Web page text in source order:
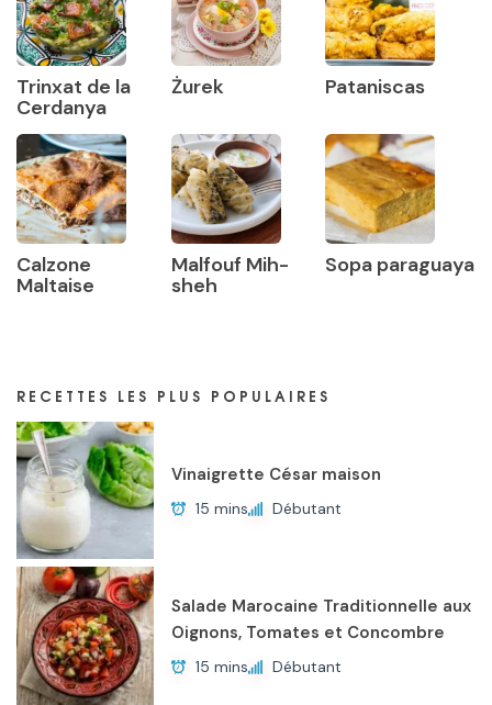
Trinxat de la
Cerdanya
Żurek Pataniscas
Calzone
Maltaise
Malfouf Mih-
sheh
Sopa paraguaya
RECETTES LES PLUS POPULAIRES
Vinaigrette César maison
15 mins Débutant
Salade Marocaine Traditionnelle aux
Oignons, Tomates et Concombre
15 mins Débutant